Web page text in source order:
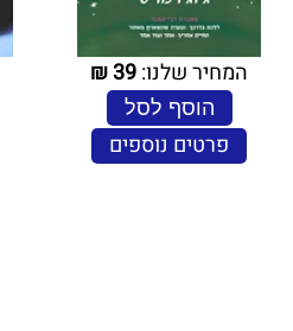
המחיר שלנו:39
₪
הוסף לסל
פרטים נוספים